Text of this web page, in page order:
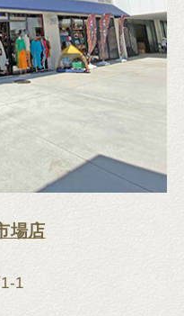
場店
1